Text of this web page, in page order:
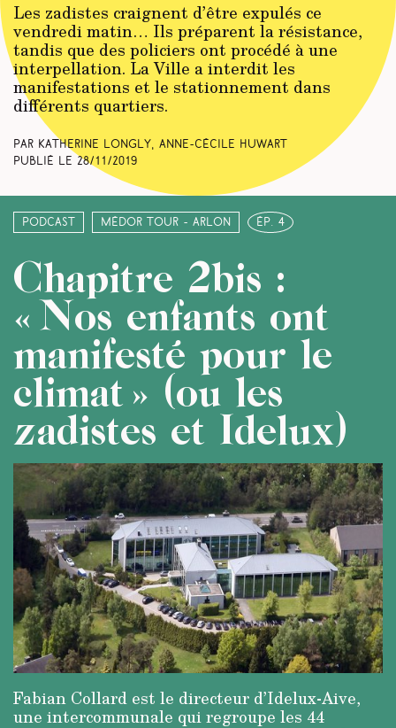
Les zadistes craignent d’être expulés ce
vendredi matin… Ils préparent la résistance,
tandis que des policiers ont procédé à une
interpellation. La Ville a interdit les
manifestations et le stationnement dans
différents quartiers.
Par Katherine Longly, Anne-Cécile Huwart
Publié le 28/11/2019
Podcast Médor Tour - Arlon ép. 4
Chapitre 2bis :
« Nos enfants ont
manifesté pour le
climat » (ou les
zadistes et Idelux)
Fabian Collard est le directeur d’Idelux-Aive,
une intercommunale qui regroupe les 44